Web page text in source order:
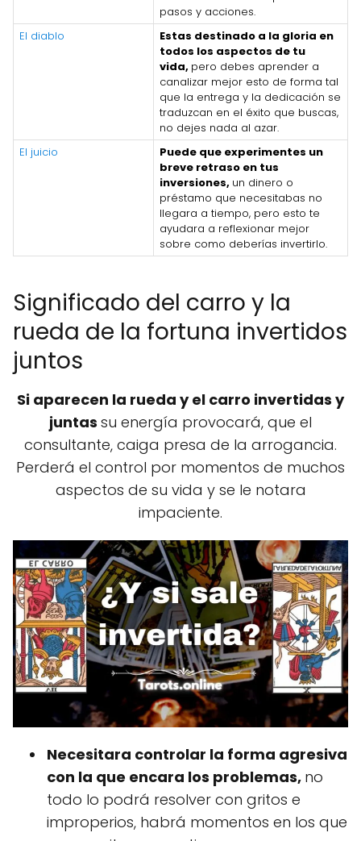
pasos y acciones.
El diablo
Estas destinado a la gloria en
todos los aspectos de tu
vida, pero debes aprender a
canalizar mejor esto de forma tal
que la entrega y la dedicación se
traduzcan en el éxito que buscas,
no dejes nada al azar.
El juicio
Puede que experimentes un
breve retraso en tus
inversiones, un dinero o
préstamo que necesitabas no
llegara a tiempo, pero esto te
ayudara a reflexionar mejor
sobre como deberías invertirlo.
Significado del carro y la
rueda de la fortuna invertidos
juntos
Si aparecen la rueda y el carro invertidas y
juntas su energía provocará, que el
consultante, caiga presa de la arrogancia.
Perderá el control por momentos de muchos
aspectos de su vida y se le notara
impaciente.
Necesitara controlar la forma agresiva
con la que encara los problemas, no
todo lo podrá resolver con gritos e
improperios, habrá momentos en los que